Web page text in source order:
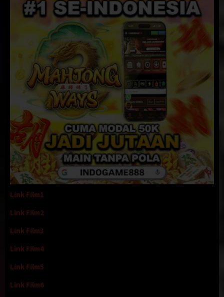
Link Film1
Link Film2
Link Film3
Link Film4
Link Film5
Link Film6